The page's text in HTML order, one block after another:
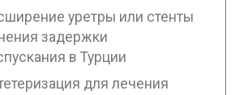
уретры или стенты
задержки
в Турции
для лечения